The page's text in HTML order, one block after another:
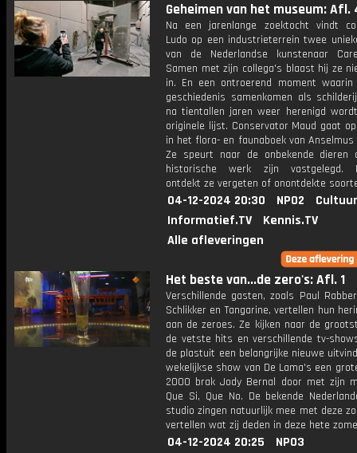
Geheimen van het museum: Afl.
Na een jarenlange zoektocht vindt
Ludo op een industrieterrein twee
van de Nederlandse kunstenaar
Samen met zijn collega's blaast hij ze
in. En een ontroerend moment
geschiedenis samenkomen als
na tientallen jaren weer herenigd
originele lijst. Conservator Maud gaat
in het flora- en faunaboek van Anselmus
Ze speurt naar de onbekende
historische werk zijn vastgelegd.
ontdekt ze vergeten of onontdekte
04-12-2024 20:30 NPO2
Informatief.TV
Kennis.TV
Alle afleveringen
Het beste van...de zero's: Afl. 1
Verschillende gasten, zoals Paul
Schlikker en Tangarine, vertellen hun
aan de zeroes. Ze kijken naar de
de vetste hits en verschillende tv-
de plastuit een belangrijke nieuwe
wekelijkse show van De Lama's een
2000 brak Jody Bernal door met zijn
Que Si, Que No. De bekende
studio zingen natuurlijk mee met deze
vertellen wat zij deden in deze hete
04-12-2024 20:25
NPO3